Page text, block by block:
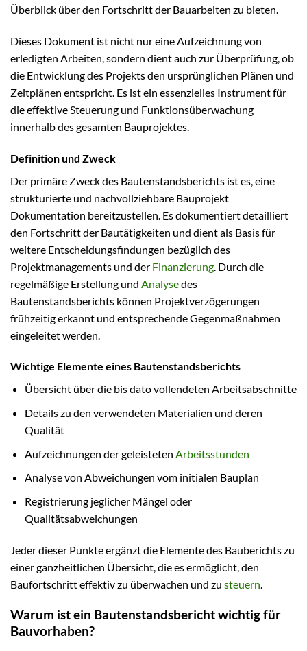
Überblick über den Fortschritt der Bauarbeiten zu bieten.
Dieses Dokument ist nicht nur eine Aufzeichnung von
erledigten Arbeiten, sondern dient auch zur Überprüfung, ob
die Entwicklung des Projekts den ursprünglichen Plänen und
Zeitplänen entspricht. Es ist ein essenzielles Instrument für
die effektive Steuerung und Funktionsüberwachung
innerhalb des gesamten Bauprojektes.
Definition und Zweck
Der primäre Zweck des Bautenstandsberichts ist es, eine
strukturierte und nachvollziehbare Bauprojekt
Dokumentation bereitzustellen. Es dokumentiert detailliert
den Fortschritt der Bautätigkeiten und dient als Basis für
weitere Entscheidungsfindungen bezüglich des
Projektmanagements und der Finanzierung . Durch die
regelmäßige Erstellung und Analysedes
Bautenstandsberichts können Projektverzögerungen
frühzeitig erkannt und entsprechende Gegenmaßnahmen
eingeleitet werden.
Wichtige Elemente eines Bautenstandsberichts
Übersicht über die bis dato vollendeten Arbeitsabschnitte
Details zu den verwendeten Materialien und deren
Qualität
Aufzeichnungen der geleisteten Arbeitsstunden
Analyse von Abweichungen vom initialen Bauplan
Registrierung jeglicher Mängel oder
Qualitätsabweichungen
Jeder dieser Punkte ergänzt die Elemente des Bauberichts zu
einer ganzheitlichen Übersicht, die es ermöglicht, den
Baufortschritt effektiv zu überwachen und zu steuern
Warum ist ein Bautenstandsbericht wichtig für
Bauvorhaben?